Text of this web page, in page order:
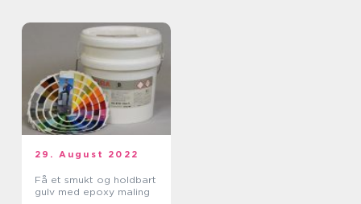
29. August 2022
Få et smukt og holdbart
gulv med epoxy maling